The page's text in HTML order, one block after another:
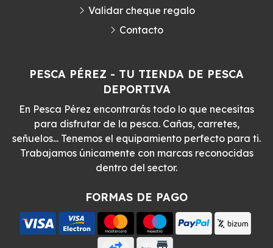
PESCA PÉREZ - TU TIENDA DE PESCA
DEPORTIVA
En Pesca Pérez encontrarás todo lo que necesitas
para disfrutar de la pesca. Cañas, carretes,
señuelos... Tenemos el equipamiento perfecto para ti.
Trabajamos únicamente con marcas reconocidas
dentro del sector.
FORMAS DE PAGO
Validar cheque regalo
Contacto